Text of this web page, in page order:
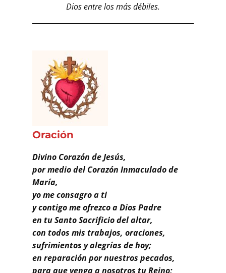
Contacto
Dios entre los más débiles.
Oración
Divino Corazón de Jesús,
por medio del Corazón Inmaculado de
María,
yo me consagro a ti
y contigo me ofrezco a Dios Padre
en tu Santo Sacrificio del altar,
con todos mis trabajos, oraciones,
sufrimientos y alegrías de hoy;
en reparación por nuestros pecados,
para que venga a nosotros tu Reino;